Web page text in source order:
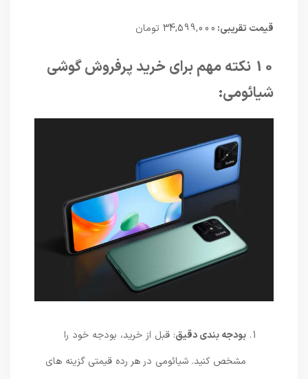
قیمت تقریبی:34,599,000 تومان
10 نکته مهم برای خرید پرفروش گوشی
شیائومی:
بودجه بندی دقیق: قبل از خرید، بودجه خود را
مشخص کنید. شیائومی در هر رده قیمتی گزینه های